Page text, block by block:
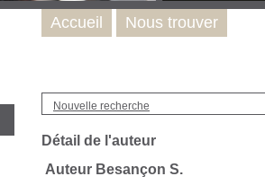
Nouvelle recherche
Détail de l'auteur
Auteur Besançon S.
Accueil Nous trouver